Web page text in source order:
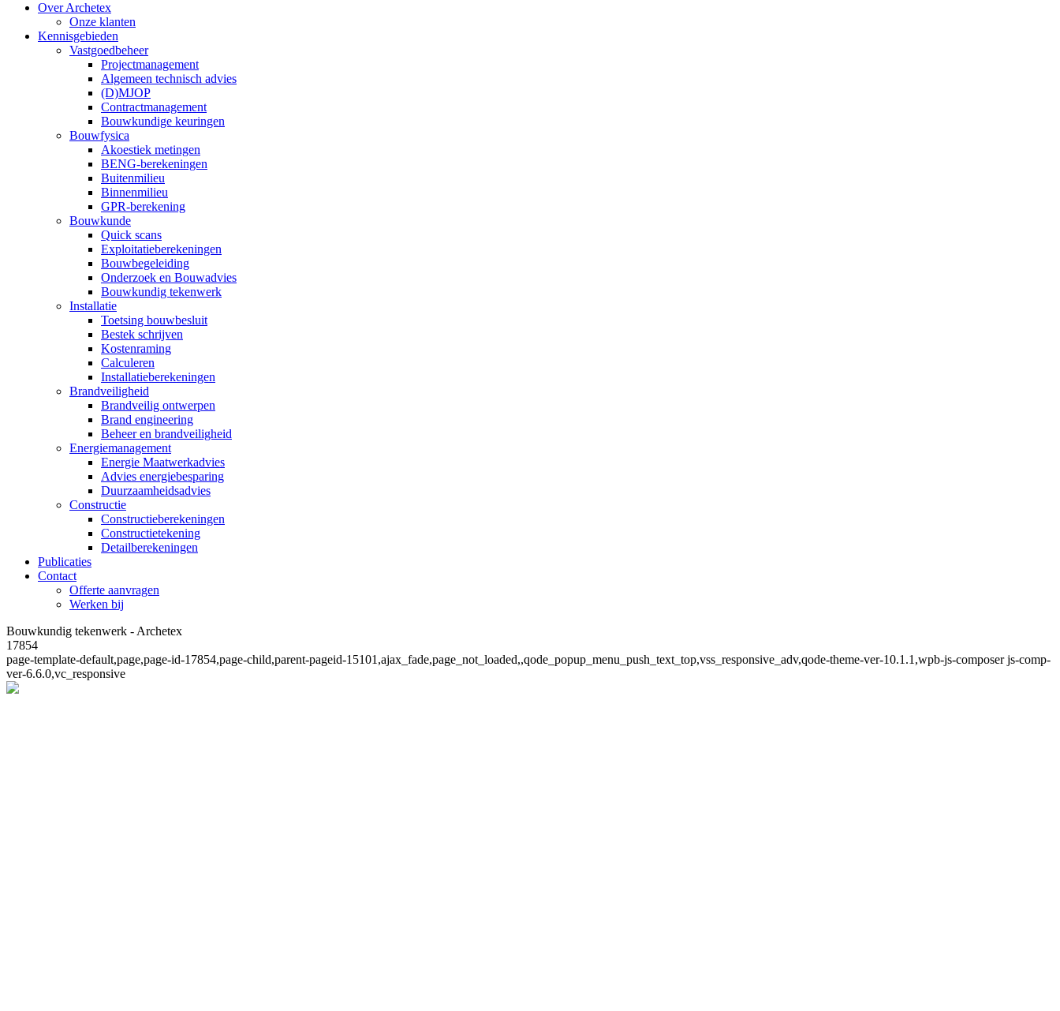
Over Archetex
Onze klanten
Kennisgebieden
Vastgoedbeheer
Projectmanagement
Algemeen technisch advies
(D)MJOP
Contractmanagement
Bouwkundige keuringen
Bouwfysica
Akoestiek metingen
BENG-berekeningen
Buitenmilieu
Binnenmilieu
GPR-berekening
Bouwkunde
Quick scans
Exploitatieberekeningen
Bouwbegeleiding
Onderzoek en Bouwadvies
Bouwkundig tekenwerk
Installatie
Toetsing bouwbesluit
Bestek schrijven
Kostenraming
Calculeren
Installatieberekeningen
Brandveiligheid
Brandveilig ontwerpen
Brand engineering
Beheer en brandveiligheid
Energiemanagement
Energie Maatwerkadvies
Advies energiebesparing
Duurzaamheidsadvies
Constructie
Constructieberekeningen
Constructietekening
Detailberekeningen
Publicaties
Contact
Offerte aanvragen
Werken bij
Bouwkundig tekenwerk - Archetex
17854
page-template-default,page,page-id-17854,page-child,parent-pageid-15101,ajax_fade,page_not_loaded,,qode_popup_menu_push_text_top,vss_responsive_adv,qode-theme-ver-10.1.1,wpb-js-composer js-comp-
ver-6.6.0,vc_responsive